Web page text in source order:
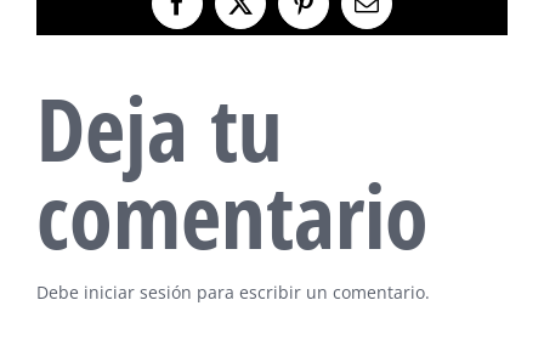
Facebook
X PinterestCorreo
electrónico
Deja tu
comentario
Debe iniciar sesión para escribir un comentario.